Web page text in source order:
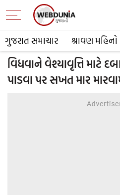
ગુજરાત સમાચાર શ્રાવણ મહિનો
વિધવાને વેશ્યાવૃત્તિ માટે
પાડવા પર સખત માર